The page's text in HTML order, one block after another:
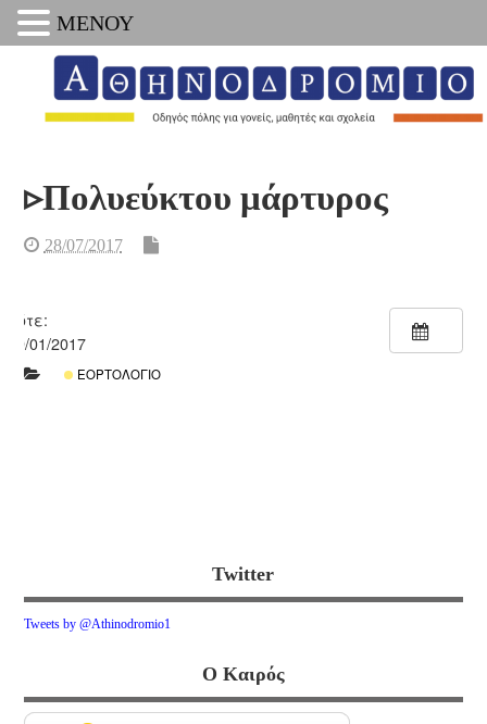
▹Πολυεύκτου μάρτυρος
28/07/2017
Πότε:
09/01/2017
ΕΟΡΤΟΛΌΓΙΟ
Twitter
Tweets by @Athinodromio1
Ο Καιρός
ΜΕΝΟΥ